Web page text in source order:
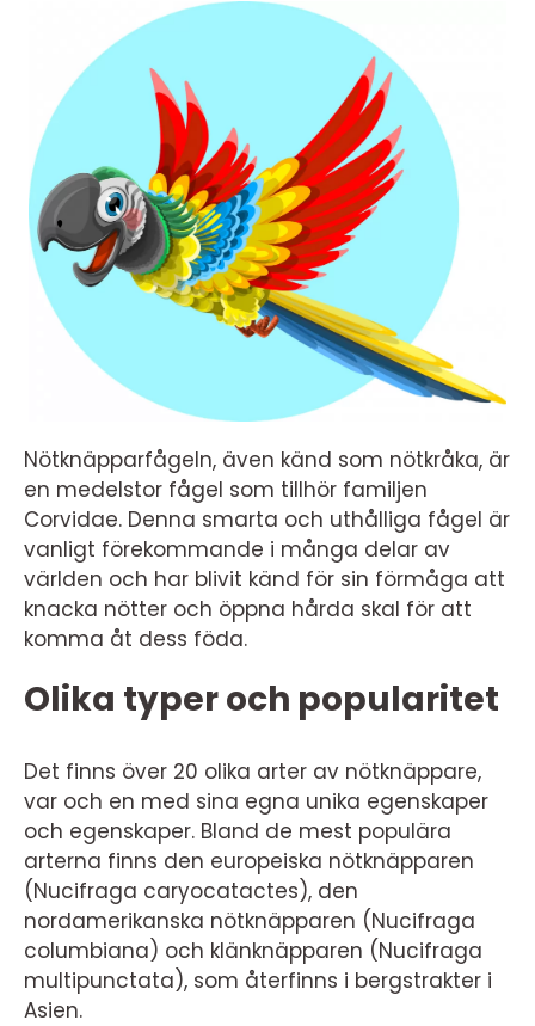
Nötknäpparfågeln, även känd som nötkråka, är
en medelstor fågel som tillhör familjen
Corvidae. Denna smarta och uthålliga fågel är
vanligt förekommande i många delar av
världen och har blivit känd för sin förmåga att
knacka nötter och öppna hårda skal för att
komma åt dess föda.
Olika typer och popularitet
Det finns över 20 olika arter av nötknäppare,
var och en med sina egna unika egenskaper
och egenskaper. Bland de mest populära
arterna finns den europeiska nötknäpparen
(Nucifraga caryocatactes), den
nordamerikanska nötknäpparen (Nucifraga
columbiana) och klänknäpparen (Nucifraga
multipunctata), som återfinns i bergstrakter i
Asien.